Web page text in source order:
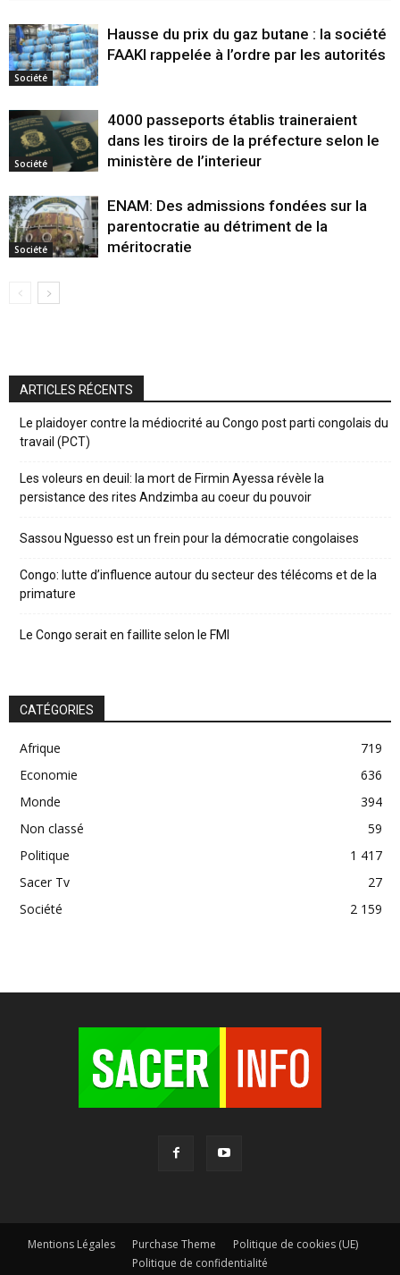
Société
Hausse du prix du gaz butane : la société
FAAKI rappelée à l’ordre par les autorités
Société
4000 passeports établis traineraient
dans les tiroirs de la préfecture selon le
ministère de l’interieur
Société
ENAM: Des admissions fondées sur la
parentocratie au détriment de la
méritocratie
ARTICLES RÉCENTS
Le plaidoyer contre la médiocrité au Congo post parti congolais du
travail (PCT)
Les voleurs en deuil: la mort de Firmin Ayessa révèle la
persistance des rites Andzimba au coeur du pouvoir
Sassou Nguesso est un frein pour la démocratie congolaises
Congo: lutte d’influence autour du secteur des télécoms et de la
primature
Le Congo serait en faillite selon le FMI
CATÉGORIES
Afrique
719
Economie
636
Monde
394
Non classé
59
Politique
1 417
Sacer Tv
27
Société
2 159
Mentions Légales Purchase Theme
Politique de cookies (UE)
Politique de confidentialité